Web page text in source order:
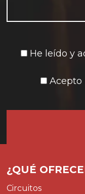
He leído y
Acepto
¿QUÉ
Circuitos